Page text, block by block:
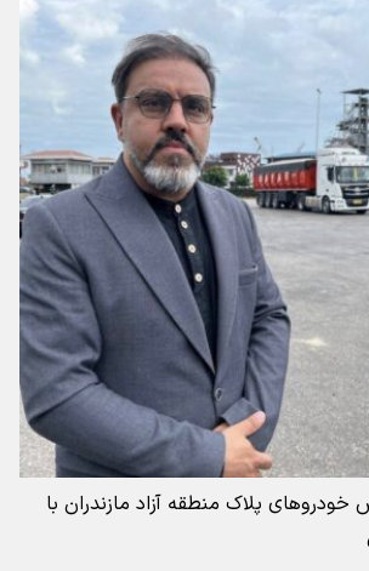
پلاک منطقه آزاد مازندران با